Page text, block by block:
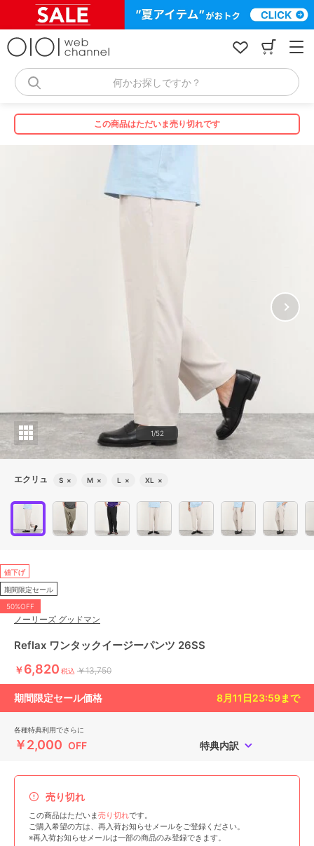
何かお探しですか？
この商品はただいま売り切れです
1/52
エクリュ S × M × L × XL ×
値下げ
期間限定セール
50%OFF
ノーリーズ グッドマン
Reflax ワンタックイージーパンツ 26SS
￥6,820 税込 ￥13,750
期間限定セール価格 8月11日23:59まで
各種特典利用でさらに
￥2,000 OFF 特典内訳
売り切れ
この商品はただいま売り切れです。
ご購入希望の方は、再入荷お知らせメールをご登録ください。
※再入荷お知らせメールは一部の商品のみ登録できます。